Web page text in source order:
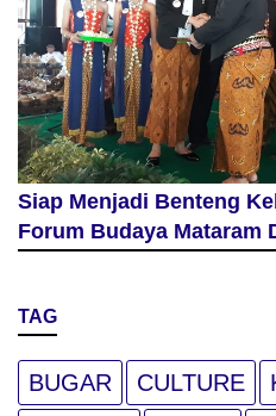
Siap Menjadi Benteng
Forum Budaya Mataram
TAG
BUGAR CULTURE